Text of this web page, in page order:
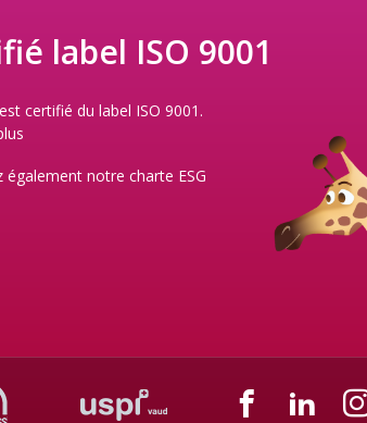
label ISO 9001
certifié du label ISO 9001.
également notre charte ESG